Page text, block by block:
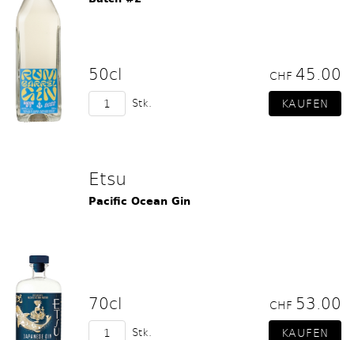
50cl CHF 45.00
Stk.
Etsu
Pacific Ocean Gin
70cl CHF 53.00
Stk.